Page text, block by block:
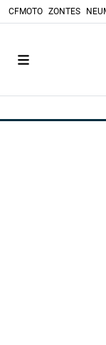
CFMOTO ZONTES